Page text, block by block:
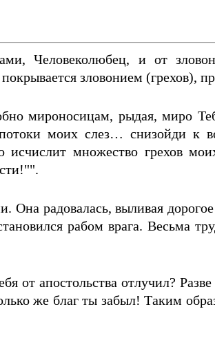
Человеколюбец, и от
зловонием (грехов),
мироносицам, рыдая, миро
моих слез… снизойди к
множество грехов
радовалась, выливая
рабом врага. Весьма
от апостольства отлучил?
же благ ты забыл! Таким